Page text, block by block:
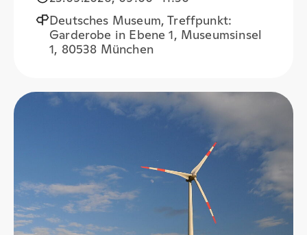
Deutsches Museum, Treffpunkt:
Garderobe in Ebene 1, Museumsinsel
1, 80538 München